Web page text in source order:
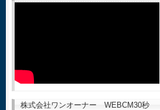
株式会社ワンオーナー WEBCM30秒